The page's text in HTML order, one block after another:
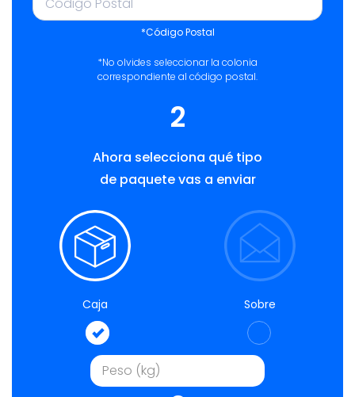
*Código Postal
*No olvides seleccionar la colonia
correspondiente al código postal.
2
Ahora selecciona qué tipo
de paquete vas a enviar
Caja Sobre